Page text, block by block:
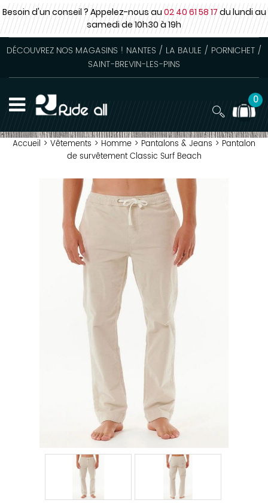
Besoin d'un conseil ? Appelez-nous au02 40 61 58 17du lundi au
samedide 10h30 à 19h
DÉCOUVREZ NOS MAGASINS ! NANTES / LA BAULE / PORNICHET /
SAINT-BREVIN-LES-PINS
0
Accueil > Vêtements > Homme > Pantalons & Jeans > Pantalon
de survêtement Classic Surf Beach